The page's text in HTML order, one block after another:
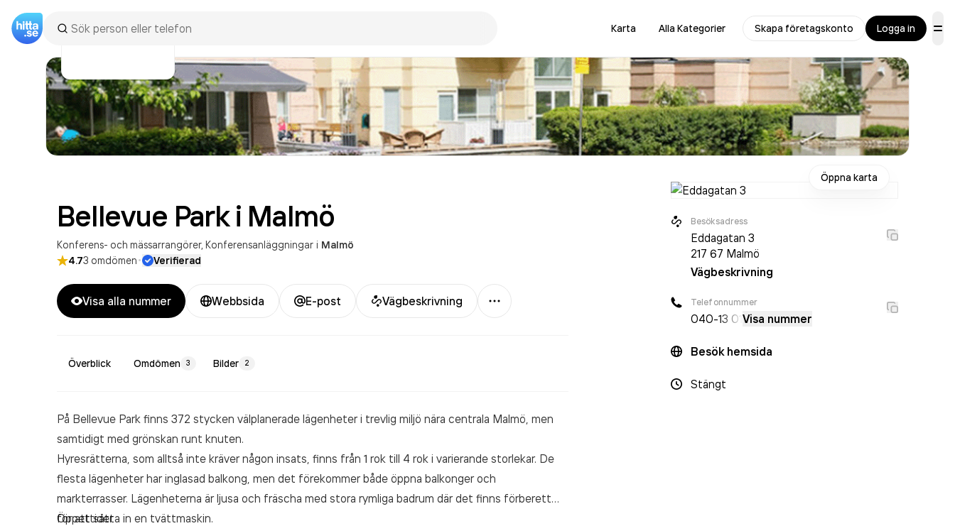
Karta Alla Kategorier Skapa företagskonto Logga in
Bellevue Park i Malmö
Konferens- och mässarrangörer Konferensanläggningar i Malmö
4.73 omdömen· Verifierad
Visa alla nummer Webbsida E-post Vägbeskrivning
Mer
Överblick Omdömen 3 Bilder 2
På Bellevue Park finns 372 stycken välplanerade lägenheter i trevlig miljö nära centrala Malmö, men
samtidigt med grönskan runt knuten.
Hyresrätterna, som alltså inte kräver någon insats, finns från 1 rok till 4 rok i varierande storlekar. De
flesta lägenheter har inglasad balkong, men det förekommer både öppna balkonger och
markterrasser. Lägenheterna är ljusa och fräscha med stora rymliga badrum där det finns förberett
för att sätta in en tvättmaskin.
Öppettider
Öppna karta
Besöksadress
Eddagatan 3
217 67 Malmö
Vägbeskrivning
Telefonnummer
040-13 01Visa nummer
Besök hemsida
Stängt